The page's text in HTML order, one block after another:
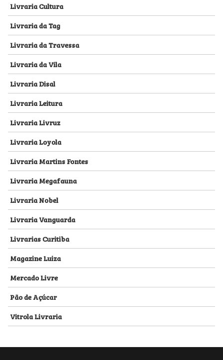
Livraria Cultura
Livraria da Tag
Livraria da Travessa
Livraria da Vila
Livraria Disal
Livraria Leitura
Livraria Livruz
Livraria Loyola
Livraria Martins Fontes
Livraria Megafauna
Livraria Nobel
Livraria Vanguarda
Livrarias Curitiba
Magazine Luiza
Mercado Livre
Pão de Açúcar
Vitrola Livraria